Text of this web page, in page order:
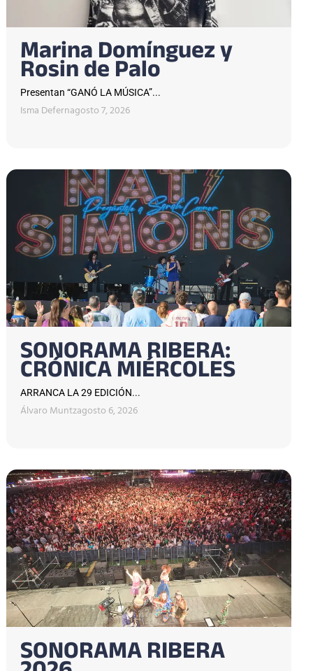
Marina Domínguez y
Rosin de Palo
Presentan “GANÓ LA MÚSICA”...
Isma Defernagosto 7, 2026
SONORAMA RIBERA:
CRÓNICA MIÉRCOLES
ARRANCA LA 29 EDICIÓN...
Álvaro Muntzagosto 6, 2026
SONORAMA RIBERA